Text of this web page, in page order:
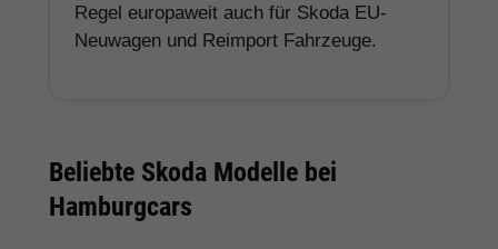
Regel europaweit auch für Skoda EU-
Neuwagen und Reimport Fahrzeuge.
Beliebte Skoda Modelle bei
Hamburgcars